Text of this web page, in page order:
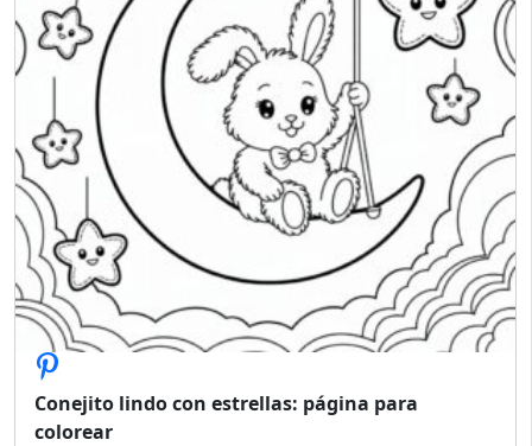
Conejito lindo con estrellas: página para
colorear